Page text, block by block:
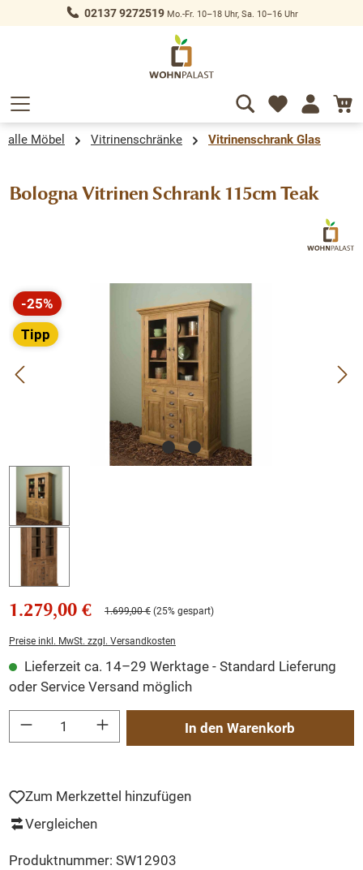
springen 02137 9272519Mo.-Fr. 10–18 Uhr, Sa. 10–16 Uhr
alle Möbel Vitrinenschränke Vitrinenschrank Glas
Bologna Vitrinen Schrank 115cm Teak
Bildergalerie überspringen
-25%
Rabatt
Tipp
1.279,00 € 1.699,00 € (25% gespart)
Preise inkl. MwSt. zzgl. Versandkosten
Lieferzeit ca. 14–29 Werktage - Standard Lieferung
oder Service Versand möglich
Produkt Anzahl: Gib den gewünschten Wert ein oder benutze die Schaltflächen
In den Warenkorb
Zum Merkzettel hinzufügen
Vergleichen
Produktnummer: SW12903